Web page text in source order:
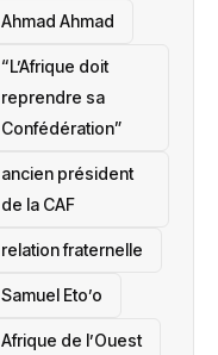
‎Ahmad Ahmad
“L’Afrique doit
reprendre sa
Confédération”
ancien président
de la CAF
relation fraternelle
Samuel Eto’o
Afrique de l’Ouest